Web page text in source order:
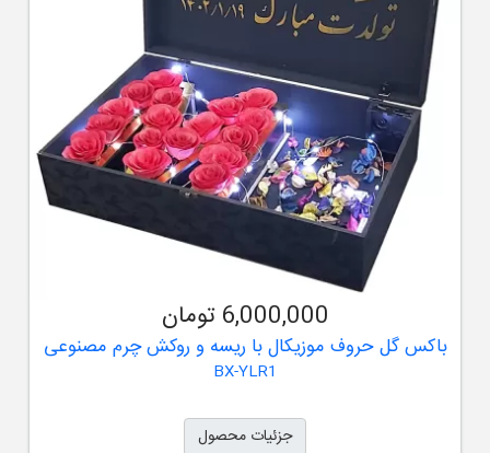
6,000,000 تومان
باکس گل حروف موزیکال با ریسه و روکش چرم مصنوعی
BX-YLR1
جزئیات محصول